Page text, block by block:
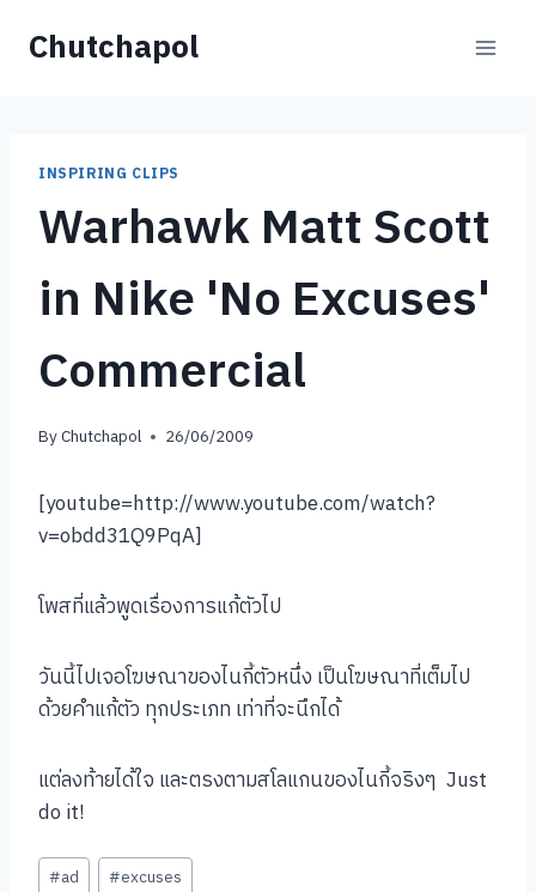
Chutchapol
INSPIRING CLIPS
Warhawk Matt Scott
in Nike 'No Excuses'
Commercial
ByChutchapol 26/06/2009
[youtube=http://www.youtube.com/watch?
v=obdd31Q9PqA]
โพสที่แล้วพูดเรื่องการแก้ตัวไป
วันนี้ไปเจอโฆษณาของไนกี้ตัวหนึ่ง เป็นโฆษณาที่เต็มไป
ด้วยคำแก้ตัว ทุกประเภท เท่าที่จะนึกได้
แต่ลงท้ายได้ใจ และตรงตามสโลแกนของไนกี้จริงๆ Just
do it!
Post
#ad #excuses